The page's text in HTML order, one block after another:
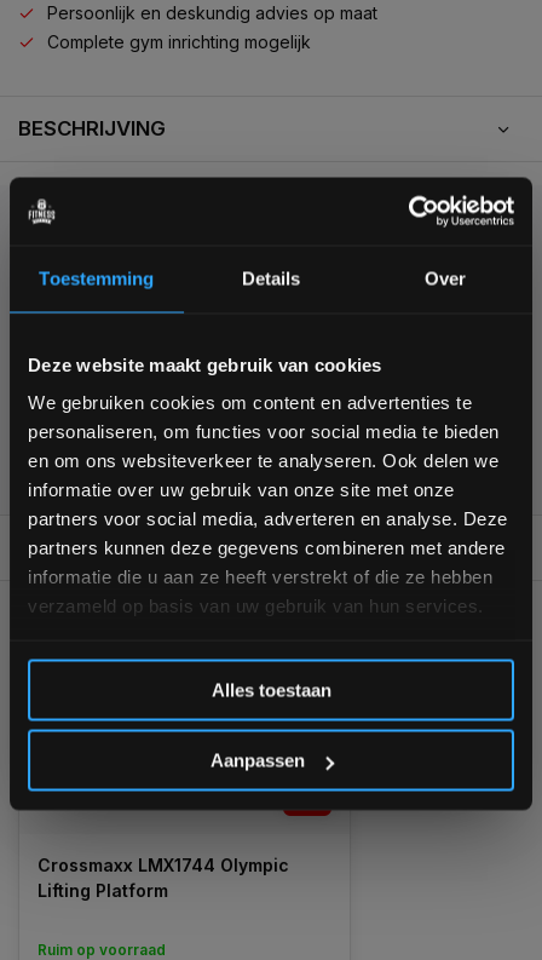
Toestemming Details Over
Deze website maakt gebruik van cookies
We gebruiken cookies om content en advertenties te
personaliseren, om functies voor social media te bieden
en om ons websiteverkeer te analyseren. Ook delen we
informatie over uw gebruik van onze site met onze
partners voor social media, adverteren en analyse. Deze
partners kunnen deze gegevens combineren met andere
informatie die u aan ze heeft verstrekt of die ze hebben
verzameld op basis van uw gebruik van hun services.
Alles toestaan
Aanpassen
Persoonlijk en deskundig advies op maat
Complete gym inrichting mogelijk
BESCHRIJVING
355 customers give us a 4,7/ 5 at
REVIEWS 0/10
GERELATEERDE PRODUCTEN
Crossmaxx LMX1744 Olympic
Lifting Platform
Ruim op voorraad
Bam! 5% korting op je volgende
bestelling
Schrijf je in voor onze nieuwsbrief om op de hoogte te
blijven over onze nieuwe producten, deals en meer
interessante info. Ontvang 5% korting op je eerstvolgende
aankoop! 😀
Inschrijven
*Verzendkosten vallen buiten de korting